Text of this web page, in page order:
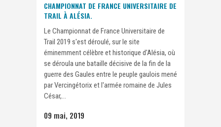
CHAMPIONNAT DE FRANCE UNIVERSITAIRE DE
TRAIL À ALÉSIA.
Le Championnat de France Universitaire de
Trail 2019 s'est déroulé, sur le site
éminemment célèbre et historique d'Alésia, où
se déroula une bataille décisive de la fin de la
guerre des Gaules entre le peuple gaulois mené
par Vercingétorix et l'armée romaine de Jules
César,...
09 mai, 2019